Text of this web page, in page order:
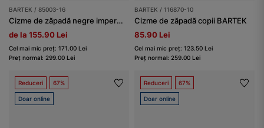
BARTEK / 85003-16
Cizme de zăpadă negre impermeabile cu steluțe roz BARTEK 85003-16
de la 155.90 Lei
Cel mai mic preț: 171.00 Lei
Preț normal: 299.00 Lei
BARTEK / 116870-10
Cizme de zăpadă copii BARTEK
85.90 Lei
Cel mai mic preț: 123.50 Lei
Preț normal: 259.00 Lei
Reduceri 67%
Doar online
Reduceri 67%
Doar online